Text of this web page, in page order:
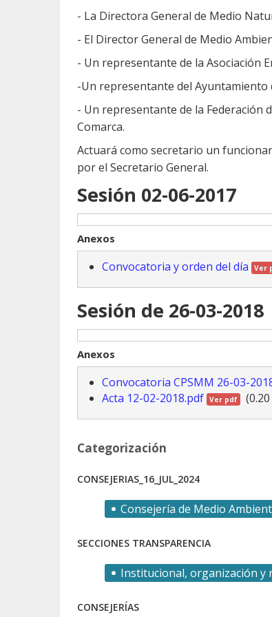
- La Directora General de Medio
- El Director General de Medio
- Un representante de la Asociación
-Un representante del Ayuntamiento
- Un representante de la Federación
Comarca.
Actuará como secretario un
por el Secretario General.
Sesión 02-06-2017
Anexos
Convocatoria y orden del día Ver
Sesión de 26-03-2018
Anexos
Convocatoria CPSMM 26-03-
Acta 12-02-2018.pdf Ver pdf
Categorización
CONSEJERIAS_16_JUL_2024
Consejería de Medio
SECCIONES TRANSPARENCIA
Institucional, organización y
CONSEJERÍAS